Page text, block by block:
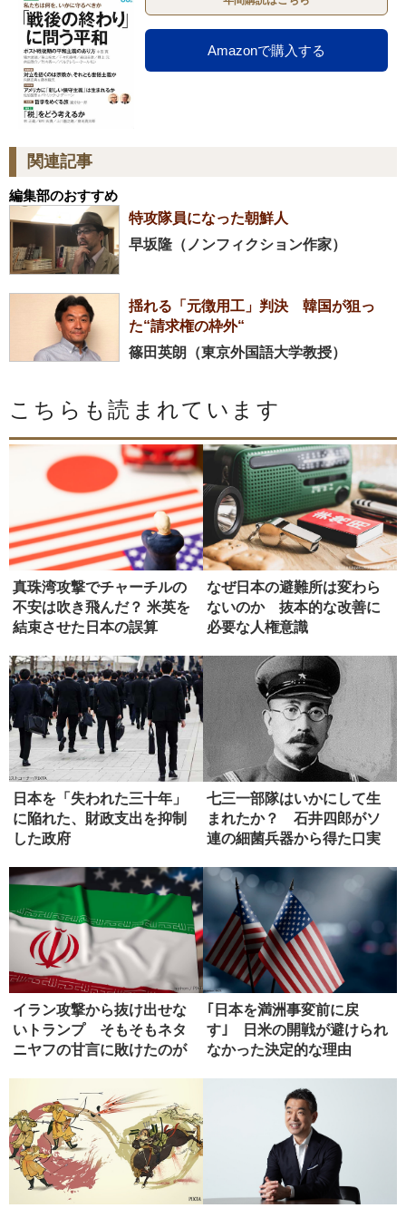
Amazonで購入する
関連記事
編集部のおすすめ
特攻隊員になった朝鮮人
早坂隆（ノンフィクション作家）
揺れる「元徴用工」判決 韓国が狙っ
た“請求権の枠外“
篠田英朗（東京外国語大学教授）
こちらも読まれています
真珠湾攻撃でチャーチルの
不安は吹き飛んだ？ 米英を
結束させた日本の誤算
なぜ日本の避難所は変わら
ないのか 抜本的な改善に
必要な人権意識
日本を「失われた三十年」
に陥れた、財政支出を抑制
した政府
七三一部隊はいかにして生
まれたか？ 石井四郎がソ
連の細菌兵器から得た口実
イラン攻撃から抜け出せな
いトランプ そもそもネタ
ニヤフの甘言に敗けたのが
｢日本を満洲事変前に戻
す｣ 日米の開戦が避けられ
なかった決定的な理由